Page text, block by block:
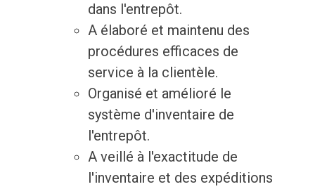
dans l'entrepôt.
A élaboré et maintenu des
procédures efficaces de
service à la clientèle.
Organisé et amélioré le
système d'inventaire de
l'entrepôt.
A veillé à l'exactitude de
l'inventaire et des expéditions